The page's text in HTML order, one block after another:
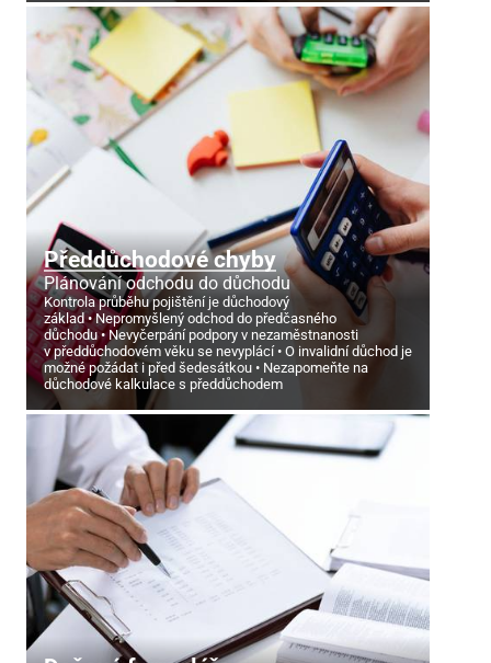
Předdůchodové chyby
Plánování odchodu do důchodu
Kontrola průběhu pojištění je důchodový
základ
Nepromyšlený odchod do předčasného
důchodu
Nevyčerpání podpory v nezaměstnanosti
v předdůchodovém věku se nevyplácí
O invalidní důchod je
možné požádat i před šedesátkou
Nezapomeňte na
důchodové kalkulace s předdůchodem